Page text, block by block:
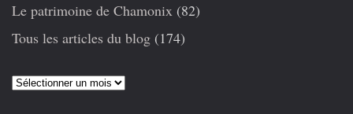
Le patrimoine de Chamonix (82)
Tous les articles du blog (174)
Articles